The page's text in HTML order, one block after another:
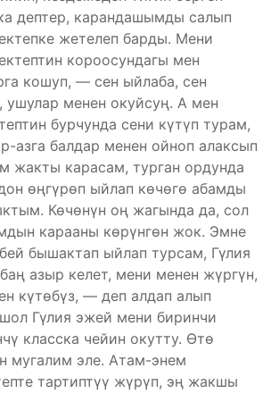
дептер, карандашымды салып
жетелеп барды. Мени
короосундагы мен
кошуп, — сен ыйлаба, сен
менен окуйсуң. А мен
бурчунда сени күтүп турам,
балдар менен ойноп алаксып
жакты карасам, турган ордунда
өңгүрөп ыйлап көчөгө абамды
Көчөнүн оң жагында да, сол
карааны көрүнгөн жок. Эмне
бышактап ыйлап турсам, Гүлия
азыр келет, мени менен жүргүн,
күтөбүз, — деп алдап алып
Гүлия эжей мени биринчи
класска чейин окутту. Өтө
мугалим эле. Атам-энем
тартиптүү жүрүп, эң жакшы